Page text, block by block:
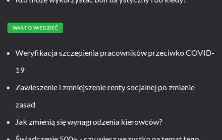
WARTO WIEDZIEĆ
Weryfikacja szczepienia pracowników przeciwko COVID-
19
Zawieszenie i zmniejszenie renty socjalnej po zmianie
zasad
Jak zmienią się wynagrodzenia kierowców?